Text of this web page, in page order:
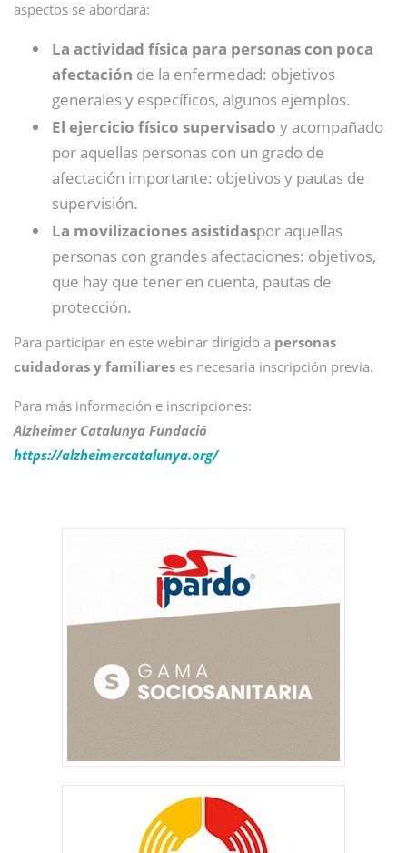
aspectos se abordará:
La actividad física para personas con poca
afectación de la enfermedad: objetivos
generales y específicos, algunos ejemplos.
El ejercicio físico supervisado y acompañado
por aquellas personas con un grado de
afectación importante: objetivos y pautas de
supervisión.
La movilizaciones asistidaspor aquellas
personas con grandes afectaciones: objetivos,
que hay que tener en cuenta, pautas de
protección.
Para participar en este webinar dirigido a personas
cuidadoras y familiares es necesaria inscripción previa.
Para más información e inscripciones:
Alzheimer Catalunya Fundació
https://alzheimercatalunya.org/